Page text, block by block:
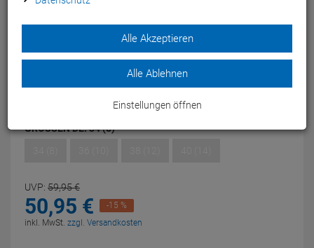
Schwimmbikini Hipster Brief + Tri Top - 34
(8)
64665159769 | EAN: 9334722115720
Der Funkita Rainbow Racer Ladies Schwimmbikini Hipster
Brief + Tri Top sitzt perfekt und liegt stylisch im Trend.
GRÖSSEN DE:34 (8)
UVP: 59,95€
50,95 €
-15 %
inkl. MwSt. zzgl. Versandkosten
Alle Akzeptieren
Alle Ablehnen
Einstellungen öffnen